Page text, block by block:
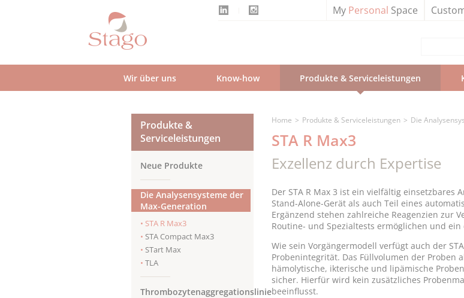
My Personal Space
Wir über uns Know-how Produkte & Serviceleistungen
Produkte &
Serviceleistungen
Neue Produkte
Die Analysensysteme der
Max-Generation
STA R Max3
STA Compact Max3
STart Max
TLA
Thrombozytenaggregationslinie
Home Produkte & Serviceleistungen Die
STA R Max3
Exzellenz durch Expertise
Der STA R Max 3 ist ein vielfältig einsetzbares
Stand-Alone-Gerät als auch Teil eines
Ergänzend stehen zahlreiche Reagenzien zur
Routine- und Spezialtests ermöglichen und
Wie sein Vorgängermodell verfügt auch der
Probenintegrität. Das Füllvolumen der
hämolytische, ikterische und lipämische
sicher. Hierfür wird kein zusätzliches
beeinflusst.